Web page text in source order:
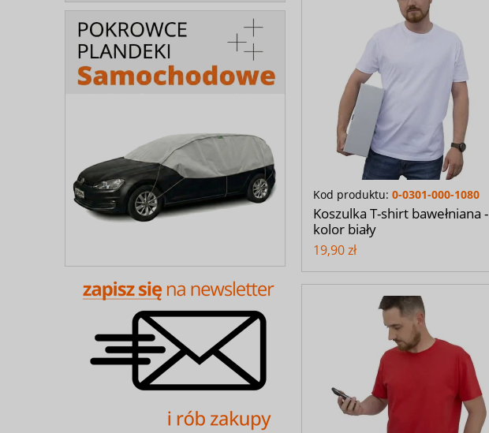
Kod produktu: 0-0301-000-1080
Koszulka T-shirt bawełniana -
kolor biały
19,90 zł